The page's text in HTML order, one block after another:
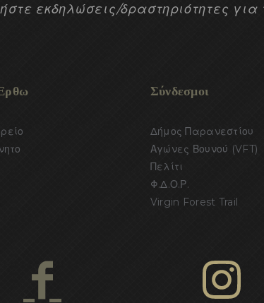
εκδηλώσεις/δραστηριότητες
Σύνδεσμοι
Δήμος Παρανεστίου
Αγώνες Βουνού (VFT)
Πελίτι
Φ.Δ.Ο.Ρ.
Virgin Forest Trail